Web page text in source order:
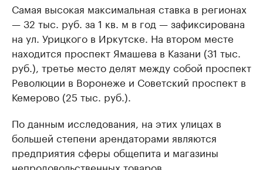
Самая высокая максимальная ставка в регионах
— 32 тыс. руб. за 1 кв. м в год — зафиксирована
на ул. Урицкого в Иркутске. На втором месте
находится проспект Ямашева в Казани (31 тыс.
руб.), третье место делят между собой проспект
Революции в Воронеже и Советский проспект в
Кемерово (25 тыс. руб.).
По данным исследования, на этих улицах в
большей степени арендаторами являются
предприятия сферы общепита и магазины
непродовольственных товаров.